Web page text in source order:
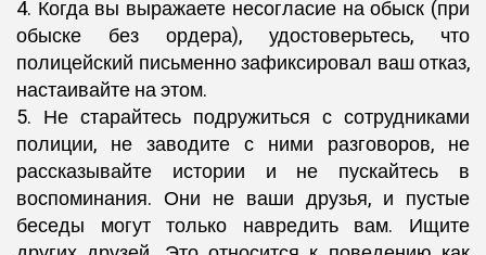
4. Когда вы выражаете несогласие на обыск (при
обыске без ордера), удостоверьтесь, что
полицейский письменно зафиксировал ваш отказ,
настаивайте на этом.
5. Не старайтесь подружиться с сотрудниками
полиции, не заводите с ними разговоров, не
рассказывайте истории и не пускайтесь в
воспоминания. Они не ваши друзья, и пустые
беседы могут только навредить вам. Ищите